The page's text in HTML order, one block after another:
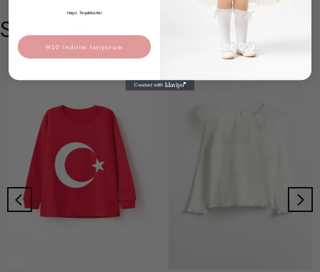
Stilini Tamamla
Hayır, Teşekkürler
%10 İndirim İstiyorum